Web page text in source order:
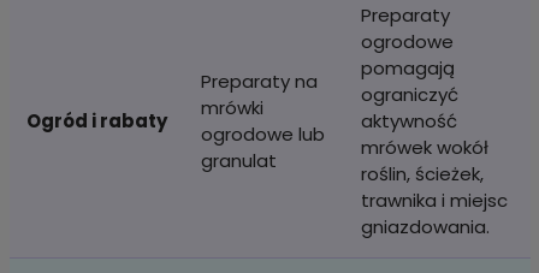
Ogród i rabaty
Preparaty na
mrówki
ogrodowe lub
granulat
Preparaty
ogrodowe
pomagają
ograniczyć
aktywność
mrówek wokół
roślin, ścieżek,
trawnika i miejsc
gniazdowania.